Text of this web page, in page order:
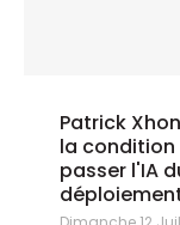
Patrick
la
passer l'IA